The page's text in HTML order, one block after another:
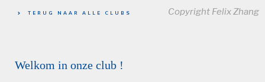
TERUG NAAR ALLE CLUBS Copyright Felix Zhang
Welkom in onze club !